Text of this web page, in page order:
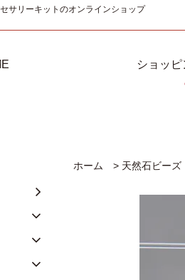
サリーキットのオンラインショップ
ショッ
ホーム > 天然石ビーズ